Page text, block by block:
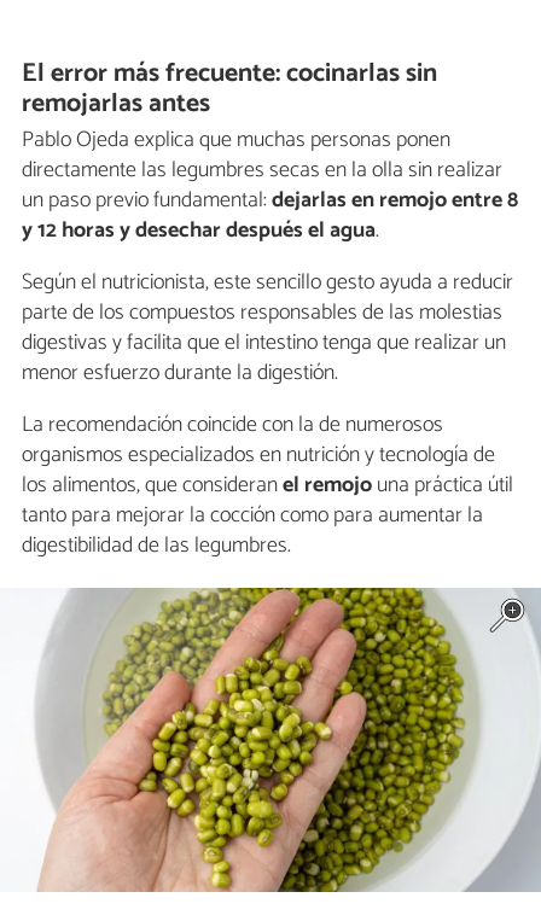
El error más frecuente: cocinarlas sin
remojarlas antes
Pablo Ojeda explica que muchas personas ponen
directamente las legumbres secas en la olla sin realizar
un paso previo fundamental:dejarlas en remojo entre 8
y 12 horas y desechar después el agua.
Según el nutricionista, este sencillo gesto ayuda a reducir
parte de los compuestos responsables de las molestias
digestivas y facilita que el intestino tenga que realizar un
menor esfuerzo durante la digestión.
La recomendación coincide con la de numerosos
organismos especializados en nutrición y tecnología de
los alimentos, que consideranel remojouna práctica útil
tanto para mejorar la cocción como para aumentar la
digestibilidad de las legumbres.